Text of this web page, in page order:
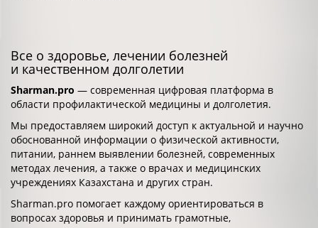
Все о здоровье, лечении болезней
и качественном долголетии
Sharman.pro — современная цифровая платформа в
области профилактической медицины и долголетия.
Мы предоставляем широкий доступ к актуальной и научно
обоснованной информации о физической активности,
питании, раннем выявлении болезней, современных
методах лечения, а также о врачах и медицинских
учреждениях Казахстана и других стран.
Sharman.pro помогает каждому ориентироваться в
вопросах здоровья и принимать грамотные,